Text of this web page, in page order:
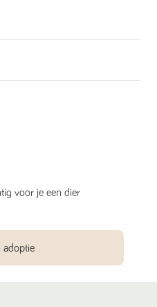
voor je een dier
adoptie